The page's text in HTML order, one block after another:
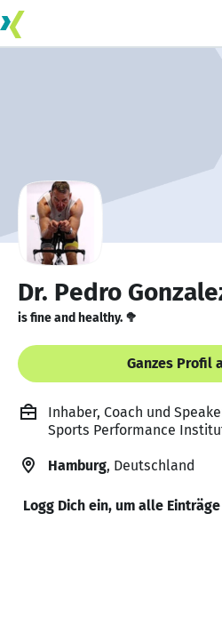
Dr. Pedro
is fine and healthy. 🥦
Ganzes Profil
Inhaber, Coach und
Sports Performance
Hamburg, Deutschland
Logg Dich ein, um alle